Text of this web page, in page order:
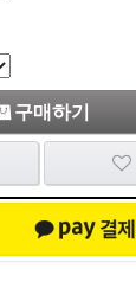
구매하기